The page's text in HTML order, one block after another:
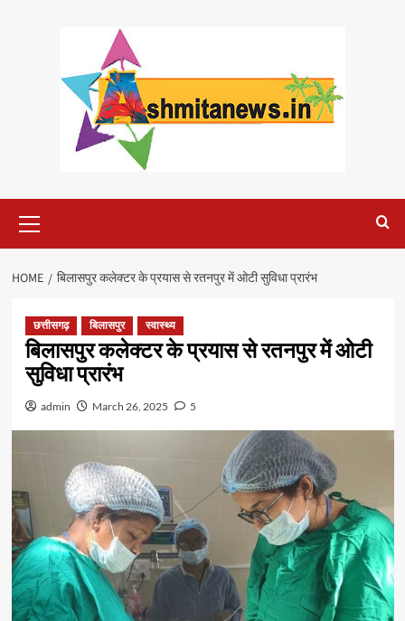
Menu
HOME बिलासपुर कलेक्टर के प्रयास से रतनपुर में ओटी सुविधा प्रारंभ
छत्तीसगढ़ बिलासपुर स्वास्थ्य
बिलासपुर कलेक्टर के प्रयास से रतनपुर में ओटी
सुविधा प्रारंभ
admin March 26, 2025 5